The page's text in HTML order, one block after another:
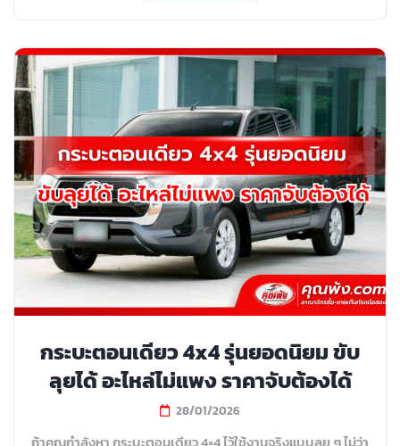
กระบะตอนเดียว 4x4 รุ่นยอดนิยม ขับ
ลุยได้ อะไหล่ไม่แพง ราคาจับต้องได้
28/01/2026
ถ้าคุณกำลังหา กระบะตอนเดียว 4×4 ไว้ใช้งานจริงแบบลุย ๆ ไม่ว่า